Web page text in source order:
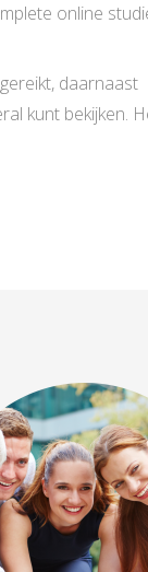
online
daarnaast
kunt bekijken.